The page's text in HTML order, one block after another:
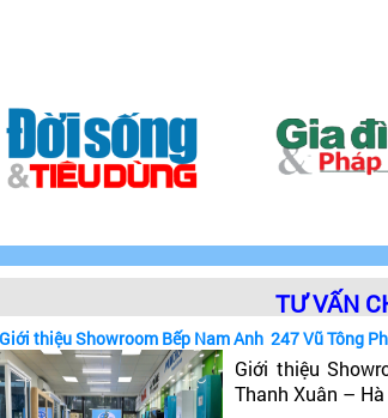
TƯ VẤN
Giới thiệu Showroom Bếp Nam Anh 247 Vũ Tông
Giới thiệu
Thanh Xuân – Hà